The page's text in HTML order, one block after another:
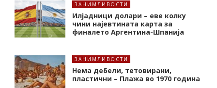
ЗАНИМЛИВОСТИ
Илјадници долари – еве колку
чини најевтината карта за
финалето Аргентина-Шпанија
ЗАНИМЛИВОСТИ
Нема дебели, тетовирани,
пластични – Плажа во 1970 година